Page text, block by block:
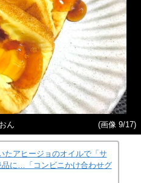
ん (画像 9/17)
たアヒージョのオイルで「サ
品に…「コンビニかけ合わせグ